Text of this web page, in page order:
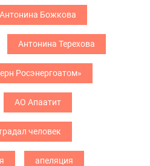
Антонина Божкова
Антонина Терехова
Росэнергоатом»
АО Апаатит
человек
апеляция